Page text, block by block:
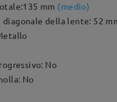
135 mm (medio)
diagonale della lente: 52
No
No